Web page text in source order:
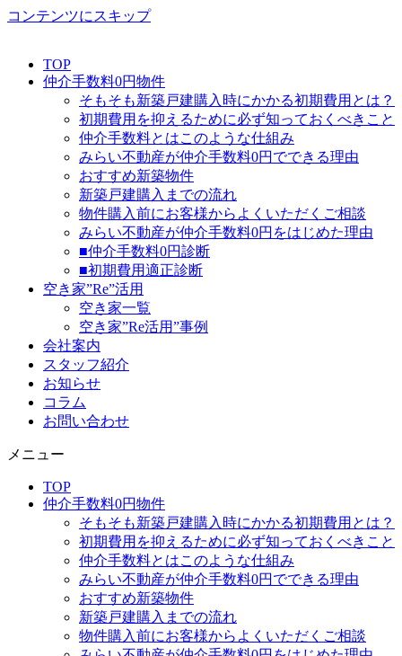
コンテンツにスキップ
TOP
仲介手数料0円物件
そもそも新築戸建購入時にかかる初期費用とは？
初期費用を抑えるために必ず知っておくべきこと
仲介手数料とはこのような仕組み
みらい不動産が仲介手数料0円でできる理由
おすすめ新築物件
新築戸建購入までの流れ
物件購入前にお客様からよくいただくご相談
みらい不動産が仲介手数料0円をはじめた理由
■仲介手数料0円診断
■初期費用適正診断
空き家”Re”活用
空き家一覧
空き家”Re活用”事例
会社案内
スタッフ紹介
お知らせ
コラム
お問い合わせ
メニュー
TOP
仲介手数料0円物件
そもそも新築戸建購入時にかかる初期費用とは？
初期費用を抑えるために必ず知っておくべきこと
仲介手数料とはこのような仕組み
みらい不動産が仲介手数料0円でできる理由
おすすめ新築物件
新築戸建購入までの流れ
物件購入前にお客様からよくいただくご相談